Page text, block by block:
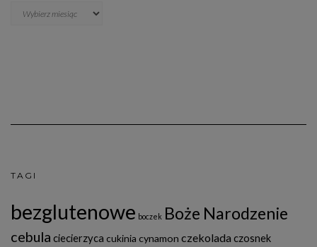
TAGI
bezglutenowe boczek Boże Narodzenie
cebula ciecierzyca cukinia cynamon czekolada czosnek